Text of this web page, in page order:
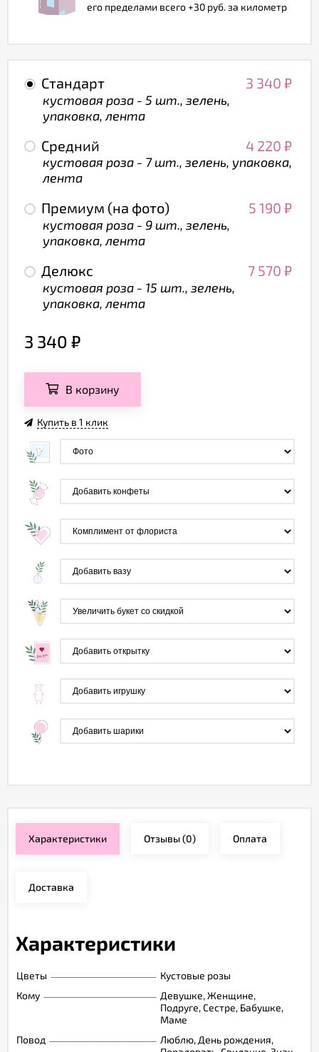
его пределами всего +30 руб. за километр
Стандарт 3 340 ₽
кустовая роза - 5 шт., зелень,
упаковка, лента
Средний 4 220 ₽
кустовая роза - 7 шт., зелень, упаковка,
лента
Премиум (на фото) 5 190 ₽
кустовая роза - 9 шт., зелень,
упаковка, лента
Делюкс 7 570 ₽
кустовая роза - 15 шт., зелень,
упаковка, лента
3 340 ₽
В корзину
Купить в 1 клик
Характеристики Отзывы(0) Оплата
Доставка
Характеристики
Цветы
Кустовые розы
Кому
Девушке, Женщине,
Подруге, Сестре, Бабушке,
Маме
Повод
Люблю, День рождения,